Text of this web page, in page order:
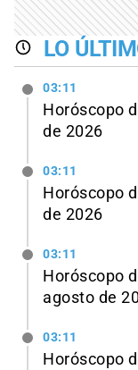
LO
03:11
Horóscopo
de 2026
03:11
Horóscopo
de 2026
03:11
Horóscopo
agosto de
03:11
Horóscopo